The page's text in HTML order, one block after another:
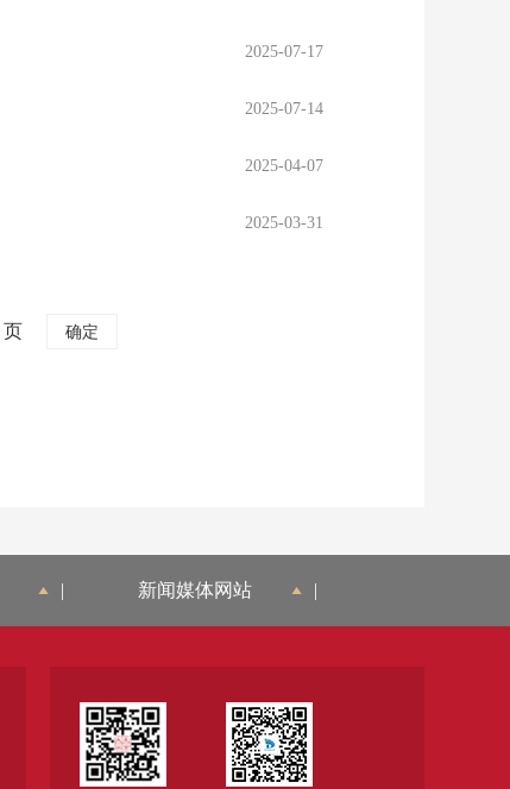
2025-07-17
2025-07-14
2025-04-07
2025-03-31
页
| 新闻媒体网站 |